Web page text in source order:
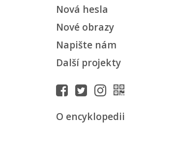
Nová hesla
Nové obrazy
Napište nám
Další projekty
O encyklopedii